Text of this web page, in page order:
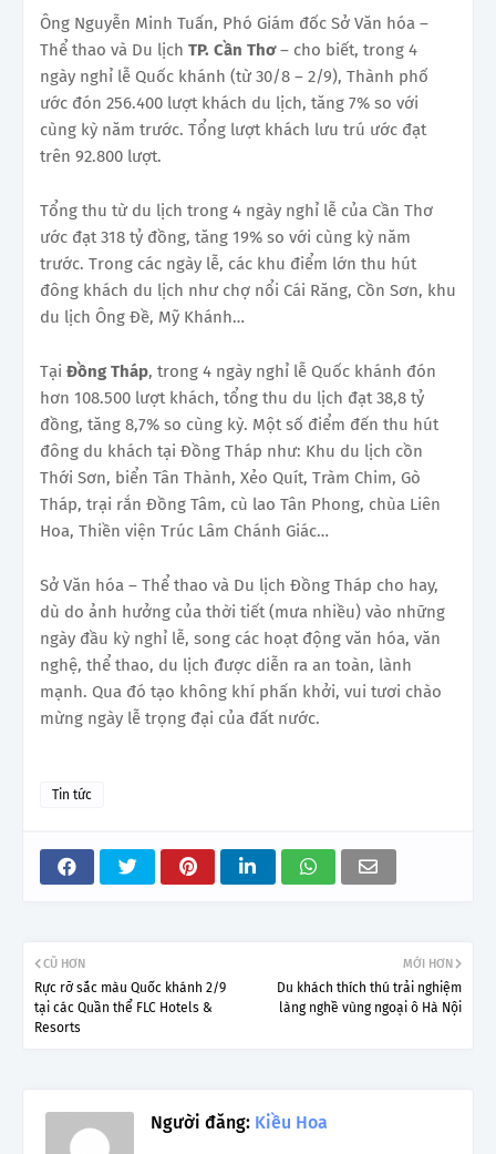
Ông Nguyễn Minh Tuấn, Phó Giám đốc Sở Văn hóa –
Thể thao và Du lịch TP. Cần Thơ– cho biết, trong 4
ngày nghỉ lễ Quốc khánh (từ 30/8 – 2/9), Thành phố
ước đón 256.400 lượt khách du lịch, tăng 7% so với
cùng kỳ năm trước. Tổng lượt khách lưu trú ước đạt
trên 92.800 lượt.
Tổng thu từ du lịch trong 4 ngày nghỉ lễ của Cần Thơ
ước đạt 318 tỷ đồng, tăng 19% so với cùng kỳ năm
trước. Trong các ngày lễ, các khu điểm lớn thu hút
đông khách du lịch như chợ nổi Cái Răng, Cồn Sơn, khu
du lịch Ông Đề, Mỹ Khánh…
Tại Đồng Tháp, trong 4 ngày nghỉ lễ Quốc khánh đón
hơn 108.500 lượt khách, tổng thu du lịch đạt 38,8 tỷ
đồng, tăng 8,7% so cùng kỳ. Một số điểm đến thu hút
đông du khách tại Đồng Tháp như: Khu du lịch cồn
Thới Sơn, biển Tân Thành, Xẻo Quít, Tràm Chim, Gò
Tháp, trại rắn Đồng Tâm, cù lao Tân Phong, chùa Liên
Hoa, Thiền viện Trúc Lâm Chánh Giác…
Sở Văn hóa – Thể thao và Du lịch Đồng Tháp cho hay,
dù do ảnh hưởng của thời tiết (mưa nhiều) vào những
ngày đầu kỳ nghỉ lễ, song các hoạt động văn hóa, văn
nghệ, thể thao, du lịch được diễn ra an toàn, lành
mạnh. Qua đó tạo không khí phấn khởi, vui tươi chào
mừng ngày lễ trọng đại của đất nước.
Tin tức
MỚI HƠN
Du khách thích thú trải nghiệm
làng nghề vùng ngoại ô Hà Nội
CŨ HƠN
Rực rỡ sắc màu Quốc khánh 2/9
tại các Quần thể FLC Hotels &
Resorts
Người đăng: Kiều Hoa